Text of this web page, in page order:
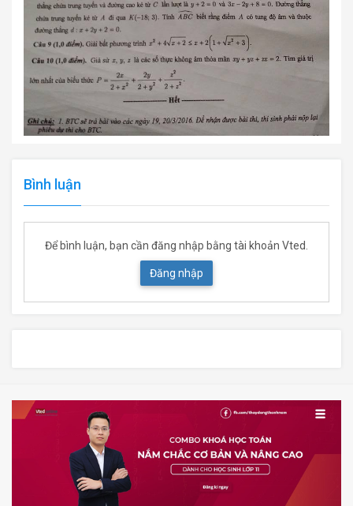
Bình luận
Để bình luận, bạn cần đăng nhập bằng tài khoản Vted.
Đăng nhập